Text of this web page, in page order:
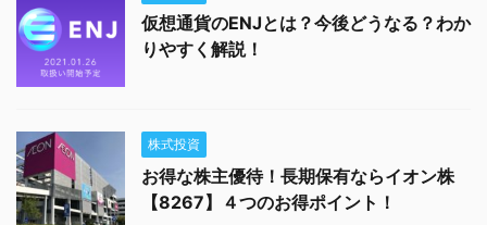
仮想通貨のENJとは？今後どうなる？わか
りやすく解説！
株式投資
お得な株主優待！長期保有ならイオン株
【8267】４つのお得ポイント！